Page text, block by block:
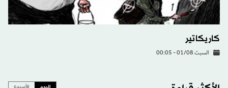
كاريكاتير
السبت 01/08 - 00:05